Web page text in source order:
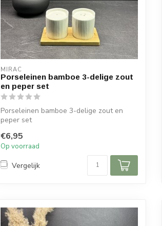
MIRAC
Porseleinen bamboe 3-delige zout
en peper set
Porseleinen bamboe 3-delige zout en
peper set
Afmetingen
Diameter zoutstel: ...
€6,95
Op voorraad
Vergelijk